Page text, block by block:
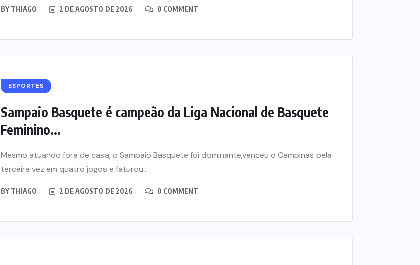
BY THIAGO 2 DE AGOSTO DE 2026 0 COMMENT
ESPORTES
Sampaio Basquete é campeão da Liga Nacional de Basquete
Feminino...
Mesmo atuando fora de casa, o Sampaio Basquete foi dominante,venceu o Campinas pela
terceira vez em quatro jogos e faturou...
BY THIAGO 2 DE AGOSTO DE 2026 0 COMMENT